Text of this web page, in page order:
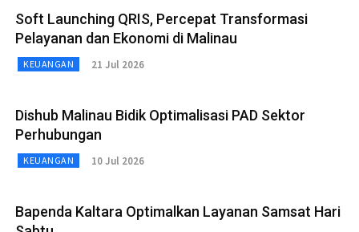
Soft Launching QRIS, Percepat Transformasi
Pelayanan dan Ekonomi di Malinau
KEUANGAN 21 Jul 2026
Dishub Malinau Bidik Optimalisasi PAD Sektor
Perhubungan
KEUANGAN 10 Jul 2026
Bapenda Kaltara Optimalkan Layanan Samsat Hari